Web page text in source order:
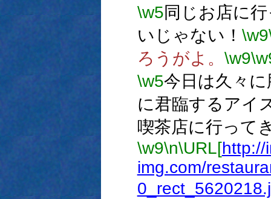
\w5同じお店に
いじゃない！ \w9
ろうがよ。 \w9
\w5今日は久々
に君臨するアイ
喫茶店に行って
\w9\n\URL[http://
img.com/